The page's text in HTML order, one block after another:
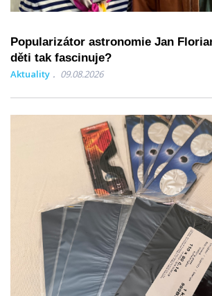
Popularizátor astronomie Jan
děti tak fascinuje?
Aktuality 09.08.2026